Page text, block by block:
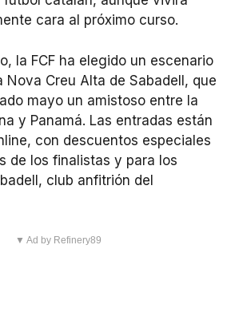
cara al próximo curso.
la FCF ha elegido un escenario
Nova Creu Alta de Sabadell, que
mayo un amistoso entre la
y Panamá. Las entradas están
con descuentos especiales
de los finalistas y para los
club anfitrión del
▼ Ad by Refinery89